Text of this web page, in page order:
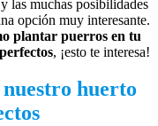
las muchas posibilidades
opción muy interesante.
plantar puerros en tu
, ¡esto te interesa!
huerto